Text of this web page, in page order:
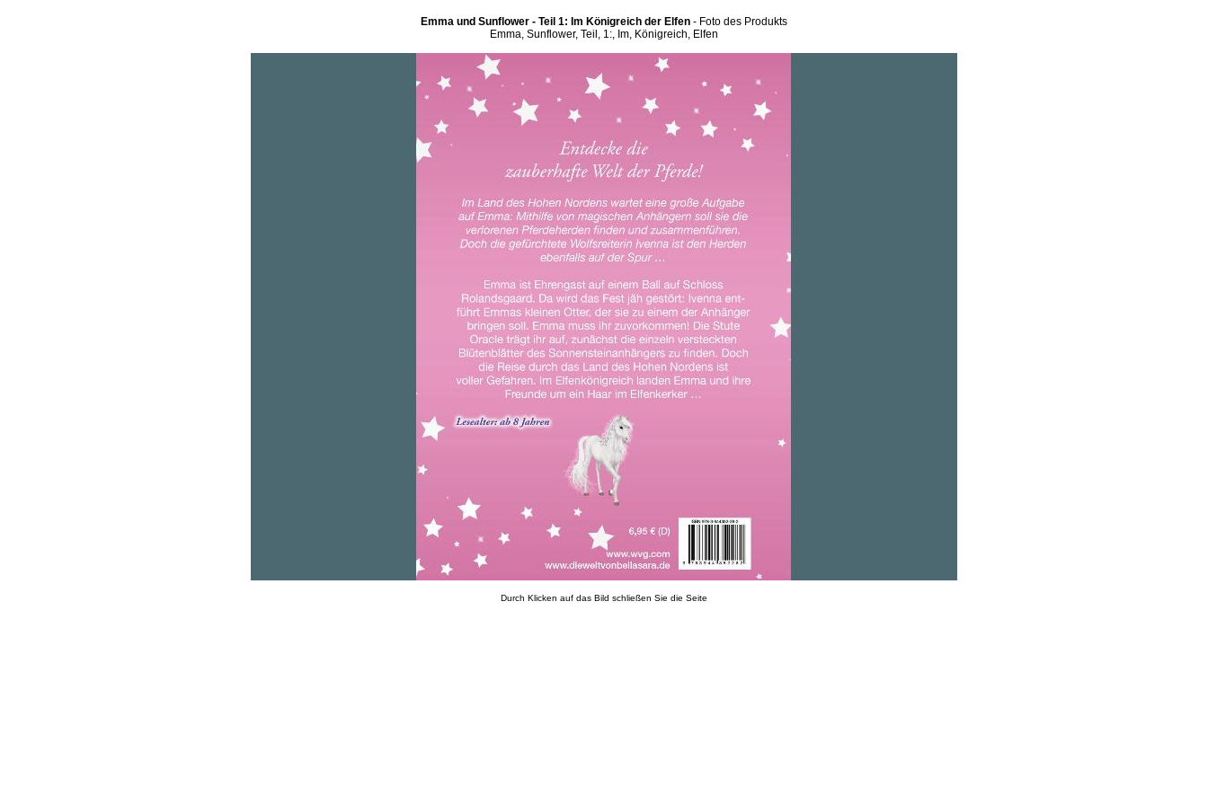
Emma und Sunflower - Teil 1: Im Königreich der Elfen - Foto des Produkts
Emma, Sunflower, Teil, 1:, Im, Königreich, Elfen
Durch Klicken auf das Bild schließen Sie die Seite